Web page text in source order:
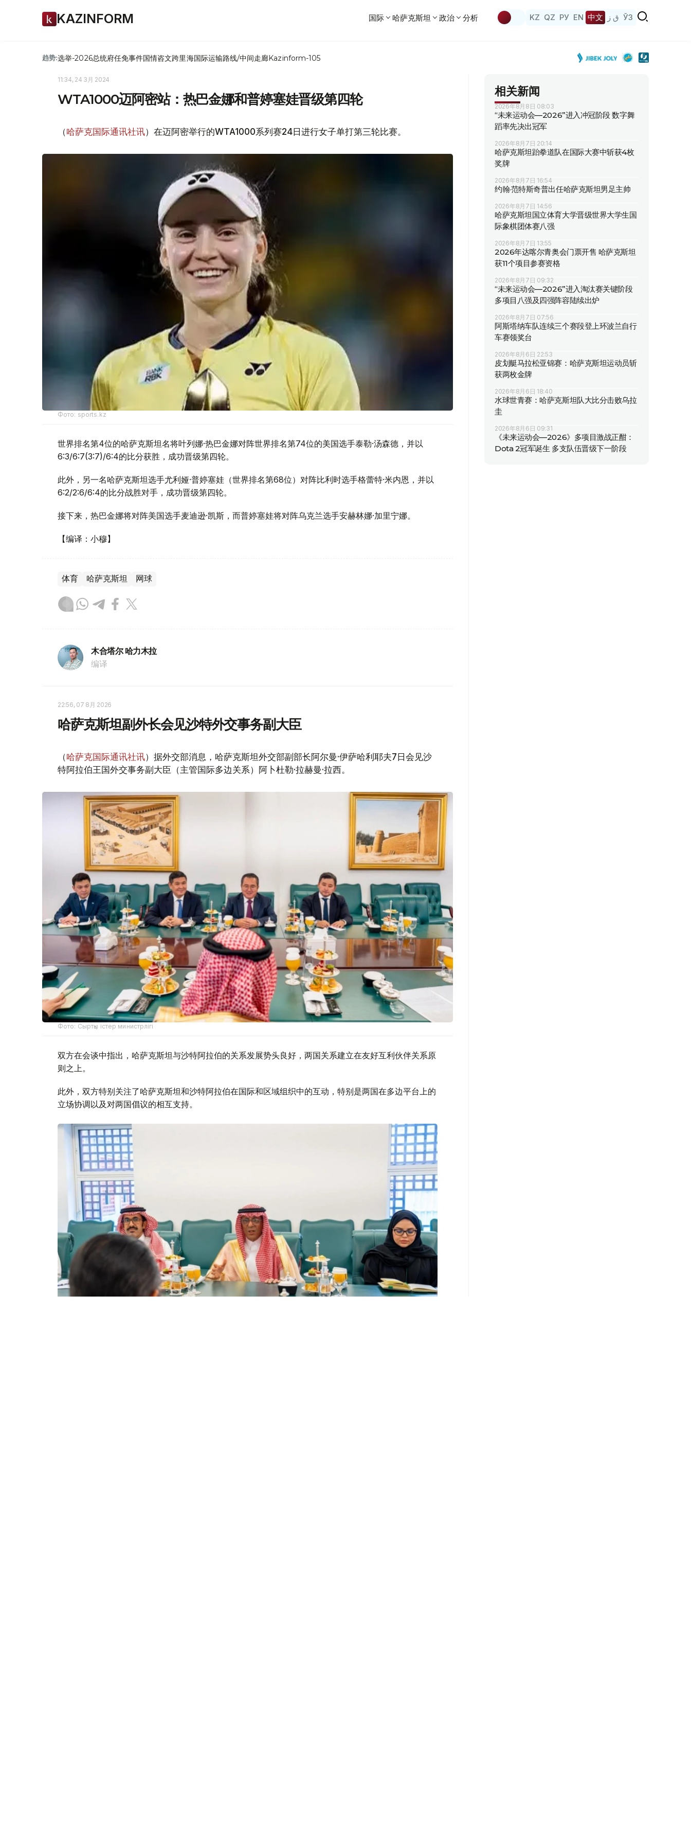
KAZINFORM 国际 哈萨克斯坦 政治 分析 KZ QZ РУ EN 中文 ق ز ЎЗ
趋势:选举-2026总统府任免事件国情咨文跨里海国际运输路线/中间走廊Kazinform-105
11:34, 24 3月 2024
WTA1000迈阿密站：热巴金娜和普婷塞娃晋级第四轮
（哈萨克国际通讯社讯）在迈阿密举行的WTA1000系列赛24日进行女子单打第三轮比赛。
Фото: sports.kz
世界排名第4位的哈萨克斯坦名将叶列娜·热巴金娜对阵世界排名第74位的美国选手泰勒·汤森德，并以
6:3/6:7(3:7)/6:4的比分获胜，成功晋级第四轮。
此外，另一名哈萨克斯坦选手尤利娅·普婷塞娃（世界排名第68位）对阵比利时选手格蕾特·米内恩，并以
6:2/2:6/6:4的比分战胜对手，成功晋级第四轮。
接下来，热巴金娜将对阵美国选手麦迪逊·凯斯，而普婷塞娃将对阵乌克兰选手安赫林娜·加里宁娜。
【编译：小穆】
体育 哈萨克斯坦 网球
木合塔尔 哈力木拉
编译
22:56, 07 8月 2026
哈萨克斯坦副外长会见沙特外交事务副大臣
（哈萨克国际通讯社讯）据外交部消息，哈萨克斯坦外交部副部长阿尔曼·伊萨哈利耶夫7日会见沙
特阿拉伯王国外交事务副大臣（主管国际多边关系）阿卜杜勒·拉赫曼·拉西。
Фото: Сыртқы істер министрлігі
双方在会谈中指出，哈萨克斯坦与沙特阿拉伯的关系发展势头良好，两国关系建立在友好互利伙伴关系原
则之上。
此外，双方特别关注了哈萨克斯坦和沙特阿拉伯在国际和区域组织中的互动，特别是两国在多边平台上的
立场协调以及对两国倡议的相互支持。
相关新闻
2026年8月8日 08:03
“未来运动会—2026”进入冲冠阶段 数字舞
蹈率先决出冠军
2026年8月7日 20:14
哈萨克斯坦跆拳道队在国际大赛中斩获4枚
奖牌
2026年8月7日 16:54
约翰·范特斯奇普出任哈萨克斯坦男足主帅
2026年8月7日 14:56
哈萨克斯坦国立体育大学晋级世界大学生国
际象棋团体赛八强
2026年8月7日 13:55
2026年达喀尔青奥会门票开售 哈萨克斯坦
获11个项目参赛资格
2026年8月7日 09:32
“未来运动会—2026”进入淘汰赛关键阶段
多项目八强及四强阵容陆续出炉
2026年8月7日 07:56
阿斯塔纳车队连续三个赛段登上环波兰自行
车赛领奖台
2026年8月6日 22:53
皮划艇马拉松亚锦赛：哈萨克斯坦运动员斩
获两枚金牌
2026年8月6日 18:40
水球世青赛：哈萨克斯坦队大比分击败乌拉
圭
2026年8月6日 09:31
《未来运动会—2026》多项目激战正酣：
Dota 2冠军诞生 多支队伍晋级下一阶段